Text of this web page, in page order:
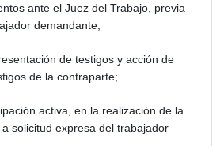
ante el Juez del Trabajo, previa
demandante;
de testigos y acción de
de la contraparte;
activa, en la realización de la
solicitud expresa del trabajador